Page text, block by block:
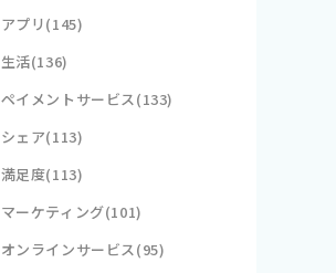
アプリ(145)
生活(136)
ペイメントサービス(133)
シェア(113)
満足度(113)
マーケティング(101)
オンラインサービス(95)